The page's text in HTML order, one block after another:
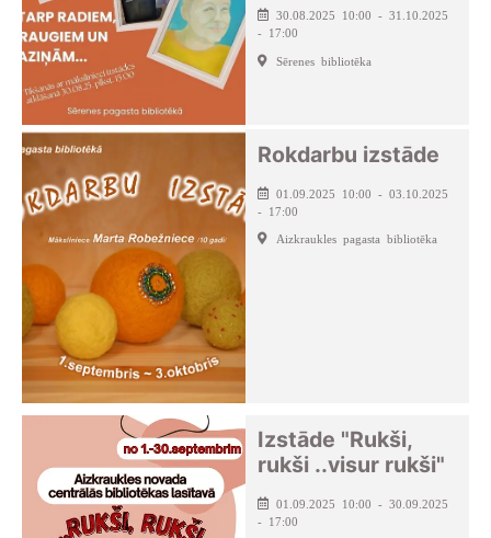
30.08.2025 10:00 - 31.10.2025
- 17:00
Sērenes bibliotēka
Rokdarbu izstāde
01.09.2025 10:00 - 03.10.2025
- 17:00
Aizkraukles pagasta bibliotēka
Izstāde "Rukši,
rukši ..visur rukši"
01.09.2025 10:00 - 30.09.2025
- 17:00